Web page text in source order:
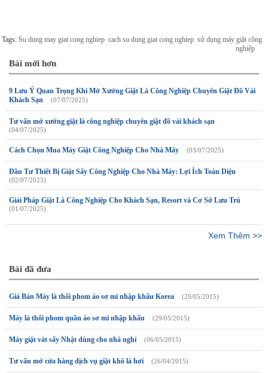
Tags: Su dung may giat cong nghiep cach su dung giat cong nghiep sử dụng máy giặt công
nghiệp
Bài mới hơn
9 Lưu Ý Quan Trọng Khi Mở Xưởng Giặt Là Công Nghiệp Chuyên Giặt Đồ Vải
Khách Sạn
(07/07/2025)
Tư vấn mở xưởng giặt là công nghiệp chuyên giặt đồ vải khách sạn
(04/07/2025)
Cách Chọn Mua Máy Giặt Công Nghiệp Cho Nhà Máy (03/07/2025)
Đầu Tư Thiết Bị Giặt Sấy Công Nghiệp Cho Nhà Máy: Lợi Ích Toàn Diện
(02/07/2025)
Giải Pháp Giặt Là Công Nghiệp Cho Khách Sạn, Resort và Cơ Sở Lưu Trú
(01/07/2025)
Xem Thêm >>
Bài đã đưa
Giá Bán Máy là thổi phom áo sơ mi nhập khẩu Korea (29/05/2015)
Máy là thổi phom quần áo sơ mi nhập khẩu (29/05/2015)
Máy giặt vắt sấy Nhật dùng cho nhà nghỉ (06/05/2015)
Tư vấn mở cửa hàng dịch vụ giặt khô là hơi (26/04/2015)